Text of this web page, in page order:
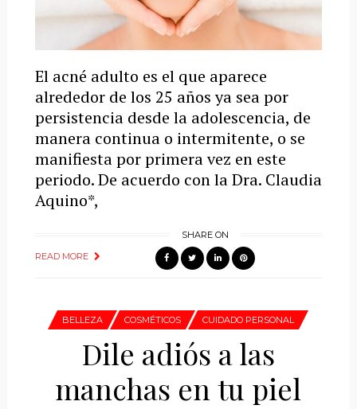
El acné adulto es el que aparece
alrededor de los 25 años ya sea por
persistencia desde la adolescencia, de
manera continua o intermitente, o se
manifiesta por primera vez en este
periodo. De acuerdo con la Dra. Claudia
Aquino*,
READ MORE
SHARE ON
BELLEZA COSMÉTICOS CUIDADO PERSONAL
Dile adiós a las
manchas en tu piel